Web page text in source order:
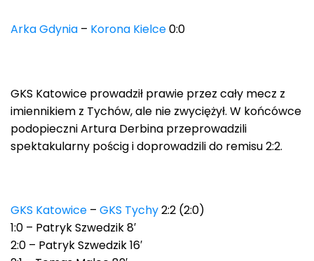
Arka Gdynia – Korona Kielce0:0
GKS Katowice prowadził prawie przez cały mecz z
imiennikiem z Tychów, ale nie zwyciężył. W końcówce
podopieczni Artura Derbina przeprowadzili
spektakularny pościg i doprowadzili do remisu 2:2.
GKS Katowice – GKS Tychy2:2 (2:0)
1:0 – Patryk Szwedzik 8′
2:0 – Patryk Szwedzik 16′